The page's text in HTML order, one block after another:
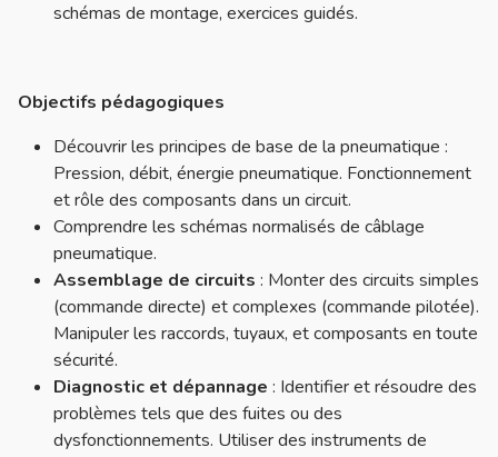
schémas de montage, exercices guidés.
Objectifs pédagogiques
Découvrir les principes de base de la pneumatique :
Pression, débit, énergie pneumatique. Fonctionnement
et rôle des composants dans un circuit.
Comprendre les schémas normalisés de câblage
pneumatique.
Assemblage de circuits : Monter des circuits simples
(commande directe) et complexes (commande pilotée).
Manipuler les raccords, tuyaux, et composants en toute
sécurité.
Diagnostic et dépannage : Identifier et résoudre des
problèmes tels que des fuites ou des
dysfonctionnements. Utiliser des instruments de